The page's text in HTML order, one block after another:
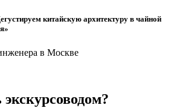
китайскую архитектуру в чайной
в Москве